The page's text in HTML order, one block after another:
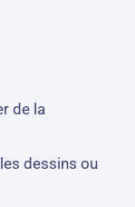
de la
dessins ou